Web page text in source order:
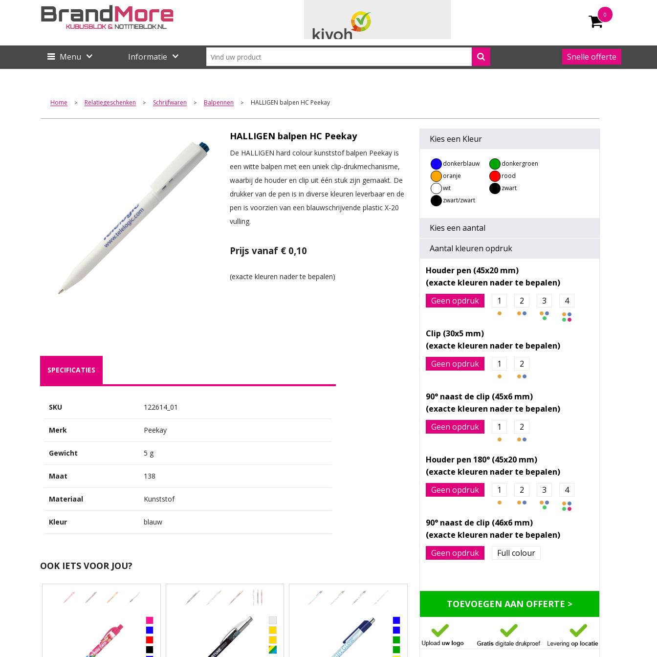
0
Menu Informatie Snelle offerte
Home > Relatiegeschenken > Schrijfwaren > Balpennen > HALLIGEN balpen HC Peekay
HALLIGEN balpen HC Peekay
De HALLIGEN hard colour kunststof balpen Peekay is
een witte balpen met een uniek clip-drukmechanisme,
waarbij de houder en clip uit één stuk zijn gemaakt. De
drukker van de pen is in diverse kleuren leverbaar en de
pen is voorzien van een blauwschrijvende plastic X-20
vulling.
Prijs vanaf € 0,10
Kies een Kleur
donkerblauw
donkergroen
oranje
rood
wit
zwart
zwart/zwart
Kies een aantal
Aantal kleuren opdruk
Houder pen (45x20 mm)
Geen opdruk 1 2 3 4
Clip (30x5 mm)
Geen opdruk 1 2
90° naast de clip (45x6 mm)
Geen opdruk 1 2
Houder pen 180° (45x20 mm)
Geen opdruk 1 2 3 4
90° naast de clip (46x6 mm)
Geen opdruk Full colour
TOEVOEGEN AAN OFFERTE >
SPECIFICATIES
SKU 122614_01
Merk Peekay
Gewicht 5 g
Maat 138
Materiaal Kunststof
Kleur blauw
OOK IETS VOOR JOU?